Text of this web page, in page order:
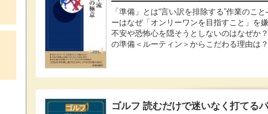
「準備」とは“言い訳を排除する”作業のこ
ーはなぜ「オンリーワンを目指すこと」を
不安や恐怖心を隠そうとしないのはなぜか
の準備＜ルーティン＞からこだわる理由は
ゴルフ 読むだけで迷いなく打てる